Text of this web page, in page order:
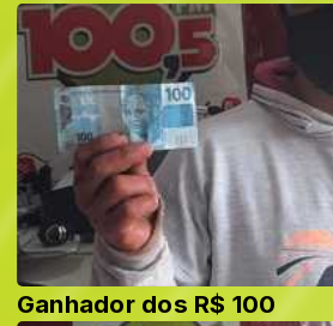
Ganhador dos R$ 100